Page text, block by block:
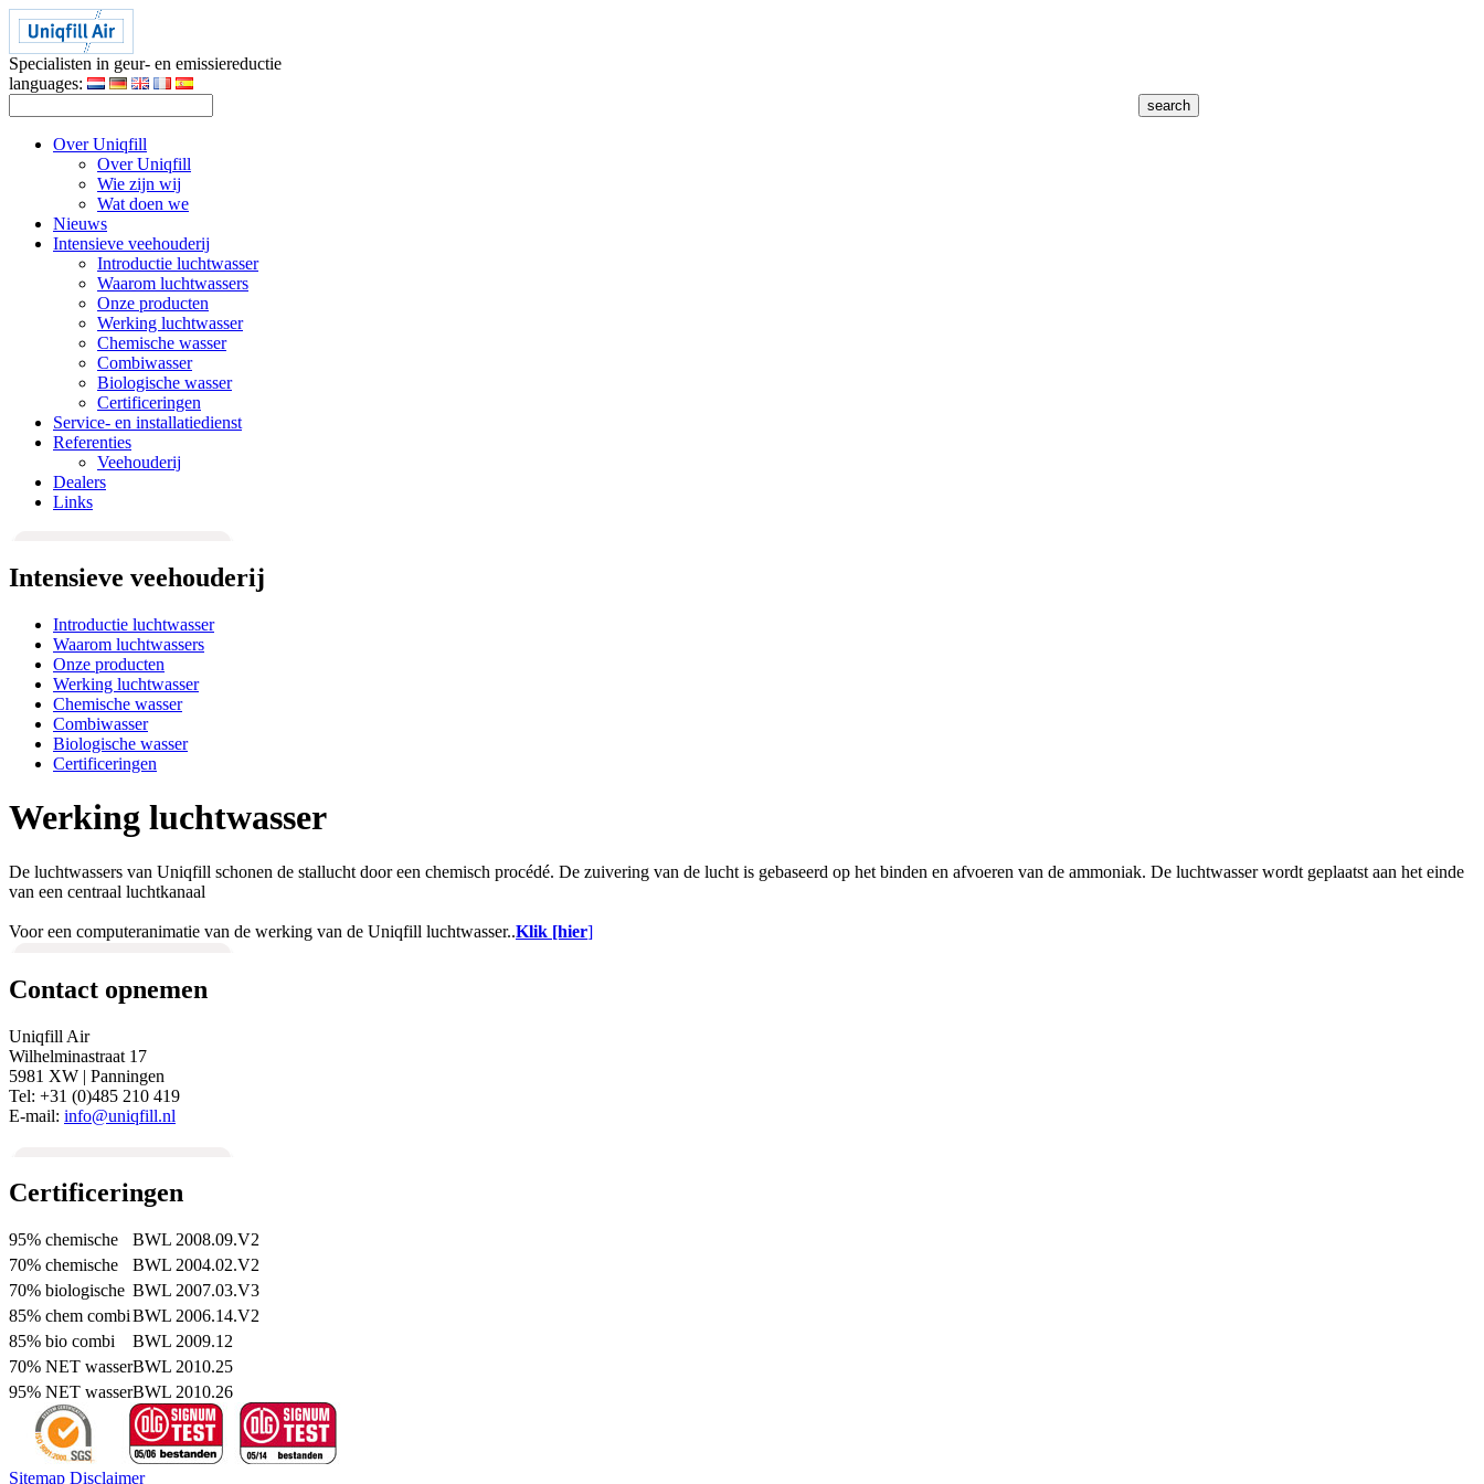
Specialisten in geur- en emissiereductie
languages:
Over Uniqfill
Over Uniqfill
Wie zijn wij
Wat doen we
Nieuws
Intensieve veehouderij
Introductie luchtwasser
Waarom luchtwassers
Onze producten
Werking luchtwasser
Chemische wasser
Combiwasser
Biologische wasser
Certificeringen
Service- en installatiedienst
Referenties
Veehouderij
Dealers
Links
Intensieve veehouderij
Introductie luchtwasser
Waarom luchtwassers
Onze producten
Werking luchtwasser
Chemische wasser
Combiwasser
Biologische wasser
Certificeringen
Werking luchtwasser
De luchtwassers van Uniqfill schonen de stallucht door een chemisch procédé. De zuivering van de lucht is gebaseerd op het binden en afvoeren van de ammoniak. De luchtwasser wordt geplaatst aan het einde
van een centraal luchtkanaal
Voor een computeranimatie van de werking van de Uniqfill luchtwasser..Klik [hier]
Contact opnemen
Uniqfill Air
Wilhelminastraat 17
5981 XW | Panningen
Tel: +31 (0)485 210 419
E-mail: info@uniqfill.nl
Certificeringen
95% chemische
BWL 2008.09.V2
70% chemische
BWL 2004.02.V2
70% biologische BWL 2007.03.V3
85% chem combiBWL 2006.14.V2
85% bio combi
BWL 2009.12
70% NET wasserBWL 2010.25
95% NET wasserBWL 2010.26
Sitemap Disclaimer